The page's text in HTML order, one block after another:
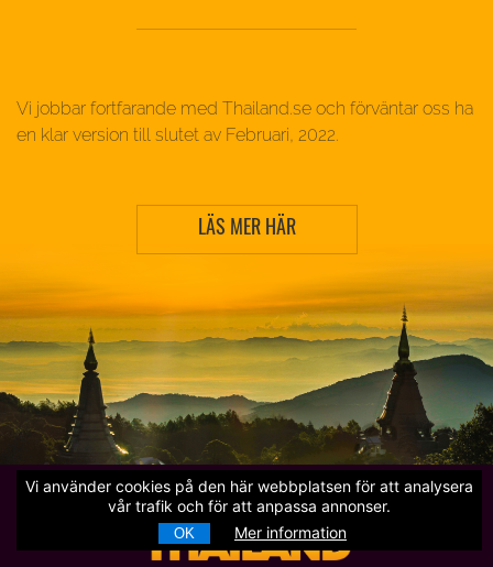
Vi använder cookies på den här webbplatsen för att analysera
vår trafik och för att anpassa annonser.
OK Mer information
Vi jobbar fortfarande med Thailand.se och förväntar oss ha
en klar version till slutet av Februari, 2022.
LÄS MER HÄR